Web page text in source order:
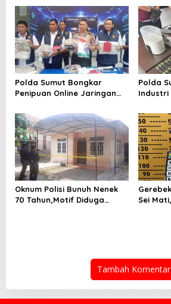
Jaksel
Orang
Polda Sumut Bongkar
Penipuan Online Jaringan
Rp 6,7 Miliar
Polda
Industri
Oknum Polisi Bunuh Nenek
70 Tahun,Motif Diduga
Sei
Tambah Komentar